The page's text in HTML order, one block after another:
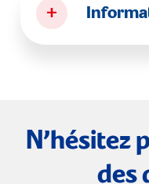
+
N’hésitez
des